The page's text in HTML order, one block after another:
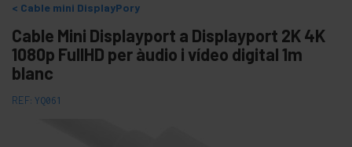
Cable mini DisplayPory
Cable Mini Displayport a Displayport 2K 4K
1080p FullHD per àudio i vídeo digital 1m
blanc
REF: YQ061